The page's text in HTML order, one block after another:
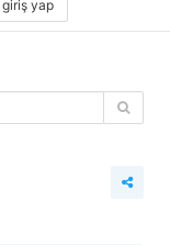
giriş yap